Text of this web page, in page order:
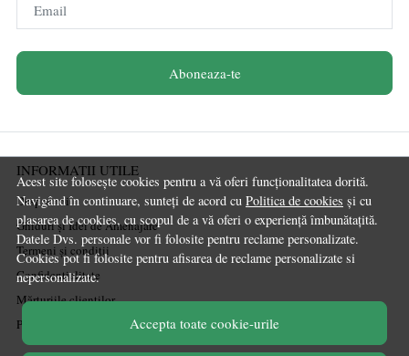
Acest site folosește cookies pentru a vă oferi funcționalitatea dorită.
Navigând în continuare, sunteți de acord cu Politica de cookies și cu
plasarea de cookies, cu scopul de a vă oferi o experiență îmbunătațită.
Datele Dvs. personale vor fi folosite pentru reclame personalizate.
Cookies pot fi folosite pentru afisarea de reclame personalizate si
nepersonalizate.
Accepta toate cookie-urile
Email
Aboneaza-te
INFORMATII UTILE
Despre noi
Ghiduri și Idei de Amenajare
Termeni și condiții
Confidențialitate
Mărturiile clienților
Politica de Cookies